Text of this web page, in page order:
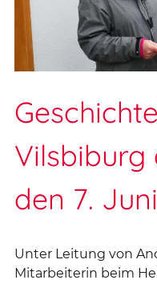
Vilsbiburg
den 7.
Unter Leitung von
Mitarbeiterin beim